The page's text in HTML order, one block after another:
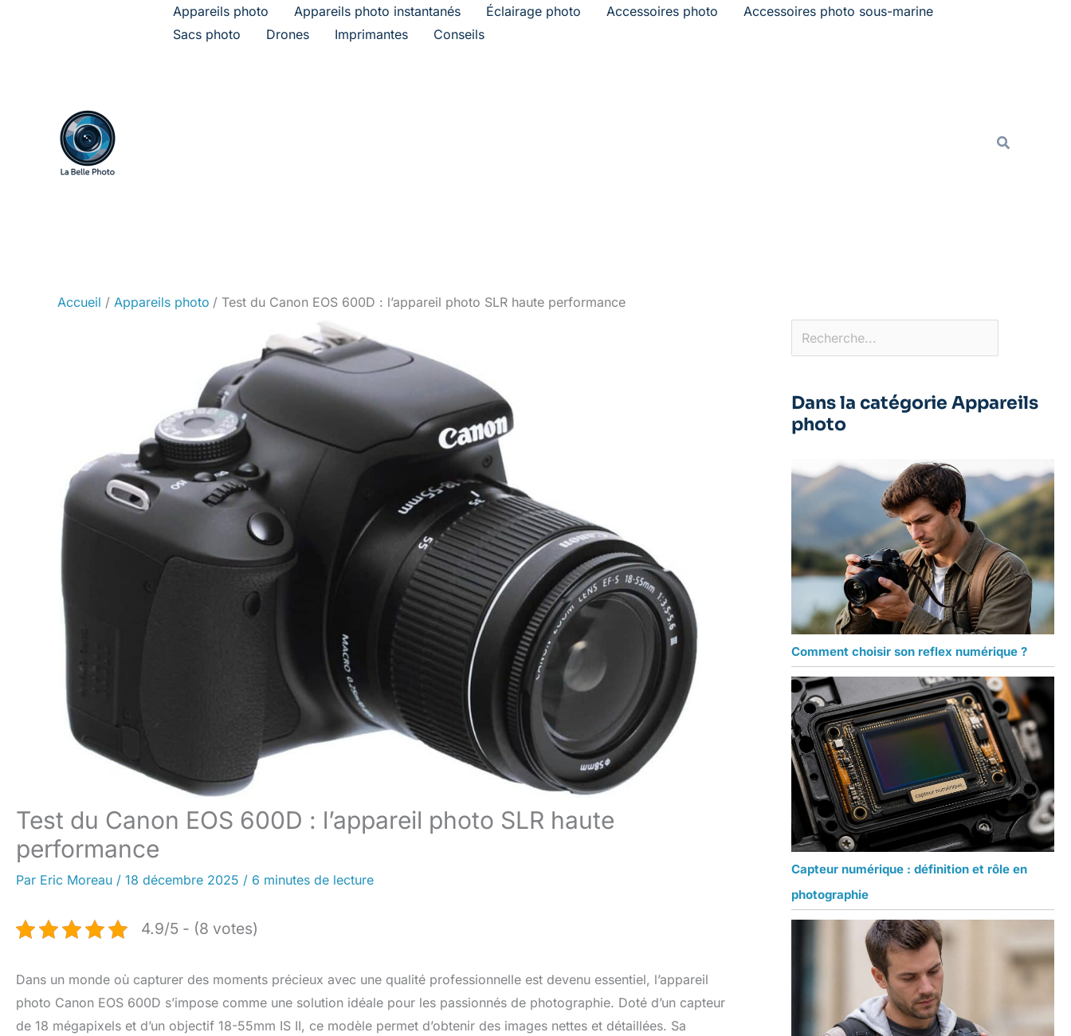
Appareils photo Appareils photo instantanés Éclairage photo Accessoires photo
Accessoires photo sous-marine
Sacs photo
Drones Imprimantes Conseils
Accueil Appareils photo Test du Canon EOS 600D : l’appareil photo SLR haute performance
Test du Canon EOS 600D : l’appareil photo SLR haute
performance
Par Eric Moreau / 18 décembre 2025 / 6 minutes de lecture
4.9/5 - (8 votes)
Dans un monde où capturer des moments précieux avec une qualité professionnelle est devenu essentiel, l’appareil
photo Canon EOS 600D s’impose comme une solution idéale pour les passionnés de photographie. Doté d’un capteur
de 18 mégapixels et d’un objectif 18-55mm IS II, ce modèle permet d’obtenir des images nettes et détaillées. Sa
Rechercher
Dans la catégorie Appareils
photo
Comment choisir son reflex numérique ?
Capteur numérique : définition et rôle en
photographie